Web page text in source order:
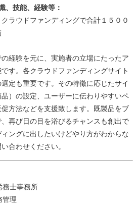
、技能、経験等：
ラウドファンディングで合計１５００
経験を元に、実施者の立場にたったア
す。各クラウドファンディングサイト
定も重要です。その特徴に応じたサイ
）の設定、ユーザーに伝わりやすいペ
方法などを支援致します。既製品をブ
再び日の目を浴びるチャンスも創出で
ングに出したいけどやり方がわからな
合わせください。
務士事務所​
管理